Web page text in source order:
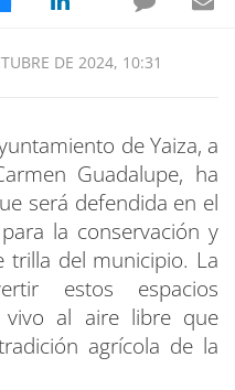
DE 2024, 10:31
de Yaiza, a
Guadalupe, ha
será defendida en el
la conservación y
trilla del municipio. La
estos espacios
al aire libre que
agrícola de la